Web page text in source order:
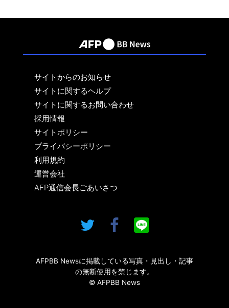
サイトからのお知らせ
サイトに関するヘルプ
サイトに関するお問い合わせ
採用情報
サイトポリシー
プライバシーポリシー
利用規約
運営会社
AFP通信会長ごあいさつ
AFPBB Newsに掲載している写真・見出し・記事
の無断使用を禁じます。
© AFPBB News